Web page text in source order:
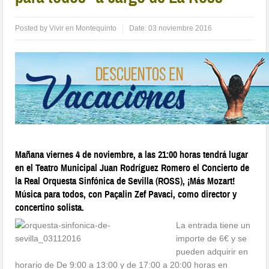
Posted byVivir en Montequinto Date:03 noviembre 2016
Mañana viernes 4 de noviembre, a las 21:00 horas tendrá lugar
en el Teatro Municipal Juan Rodríguez Romero el Concierto de
la Real Orquesta Sinfónica de Sevilla (ROSS), ¡Más Mozart!
Música para todos, con Paçalin Zef Pavaci, como director y
concertino solista.
La entrada tiene un
importe de 6€ y se
pueden adquirir en
horario de De 9:00 a 13:00 y de 17:00 a 20:00 horas en